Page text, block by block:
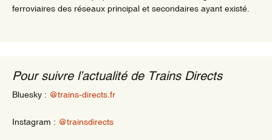
ferroviaires des réseaux principal et secondaires ayant existé.
Pour suivre l’actualité de Trains Directs
Bluesky : @trains-directs.fr
Instagram : @trainsdirects